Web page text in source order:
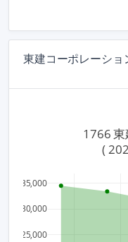
東建コーポレーショ
25,000
30,000
35,000
1766
(